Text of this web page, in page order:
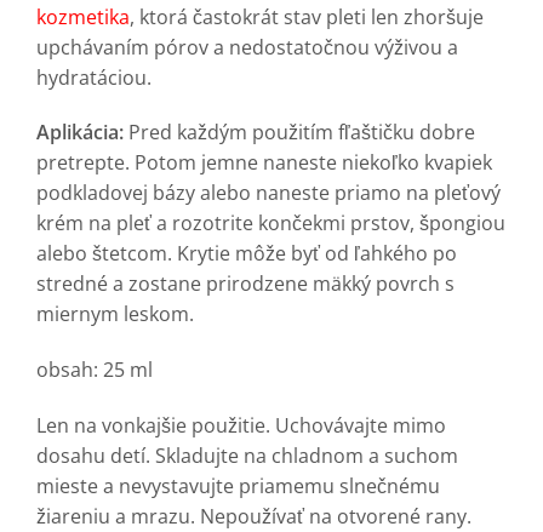
kozmetika, ktorá častokrát stav pleti len zhoršuje
upchávaním pórov a nedostatočnou výživou a
hydratáciou.
Aplikácia: Pred každým použitím fľaštičku dobre
pretrepte. Potom jemne naneste niekoľko kvapiek
podkladovej bázy alebo naneste priamo na pleťový
krém na pleť a rozotrite končekmi prstov, špongiou
alebo štetcom. Krytie môže byť od ľahkého po
stredné a zostane prirodzene mäkký povrch s
miernym leskom.
obsah: 25 ml
Len na vonkajšie použitie. Uchovávajte mimo
dosahu detí. Skladujte na chladnom a suchom
mieste a nevystavujte priamemu slnečnému
žiareniu a mrazu. Nepoužívať na otvorené rany.